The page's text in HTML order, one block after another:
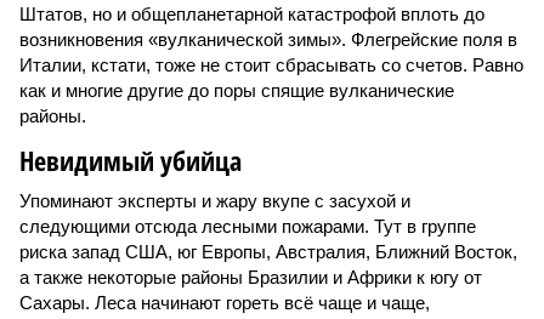
Штатов, но и общепланетарной катастрофой вплоть до
возникновения «вулканической зимы». Флегрейские поля в
Италии, кстати, тоже не стоит сбрасывать со счетов. Равно
как и многие другие до поры спящие вулканические
районы.
Невидимый убийца
Упоминают эксперты и жару вкупе с засухой и
следующими отсюда лесными пожарами. Тут в группе
риска запад США, юг Европы, Австралия, Ближний Восток,
а также некоторые районы Бразилии и Африки к югу от
Сахары. Леса начинают гореть всё чаще и чаще,